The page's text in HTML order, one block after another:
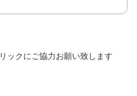
ックにご協力お願い致します